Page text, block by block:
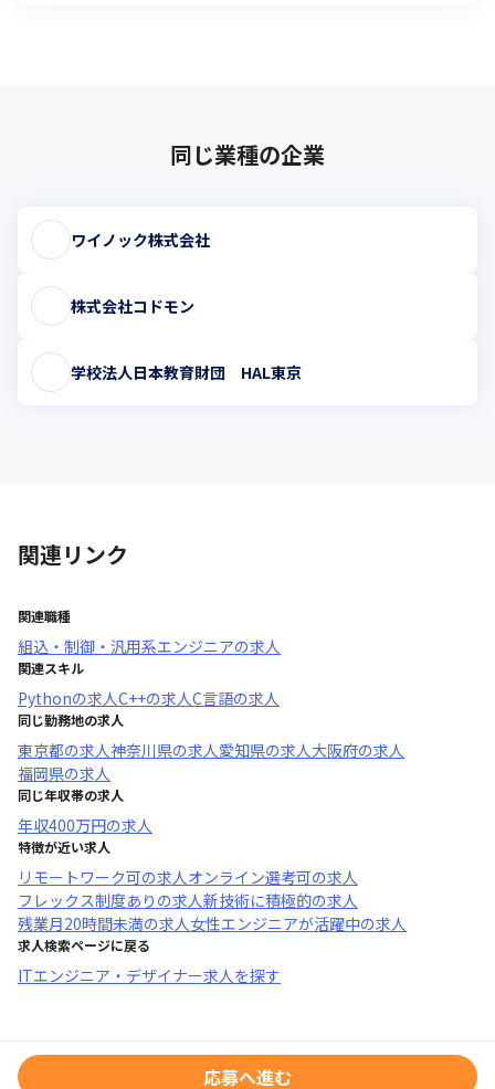
同じ業種の企業
ワイノック株式会社
株式会社コドモン
学校法人日本教育財団 HAL東京
関連リンク
関連職種
組込・制御・汎用系エンジニアの求人
関連スキル
Pythonの求人C++の求人C言語の求人
同じ勤務地の求人
東京都の求人神奈川県の求人愛知県の求人大阪府の求人
福岡県の求人
同じ年収帯の求人
年収400万円の求人
特徴が近い求人
リモートワーク可の求人オンライン選考可の求人
フレックス制度あり の求人新技術に積極的の求人
残業月20時間未満の求人女性エンジニアが活躍中の求人
求人検索ページに戻る
ITエンジニア・デザイナー求人を探す
応募へ進む